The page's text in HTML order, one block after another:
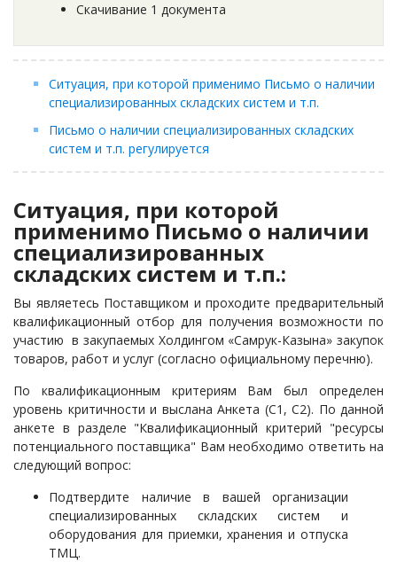
Скачивание 1 документа
Ситуация, при которой применимо Письмо о наличии
специализированных складских систем и т.п.
Письмо о наличии специализированных складских
систем и т.п. регулируется
Ситуация, при которой
применимо Письмо о наличии
специализированных
складских систем и т.п.:
Вы являетесь Поставщиком и проходите предварительный
квалификационный отбор для получения возможности по
участию в закупаемых Холдингом «Самрук-Казына» закупок
товаров, работ и услуг (согласно официальному перечню).
По квалификационным критериям Вам был определен
уровень критичности и выслана Анкета (С1, С2). По данной
анкете в разделе "Квалификационный критерий "ресурсы
потенциального поставщика" Вам необходимо ответить на
следующий вопрос:
Подтвердите наличие в вашей организации
специализированных складских систем и
оборудования для приемки, хранения и отпуска
ТМЦ.